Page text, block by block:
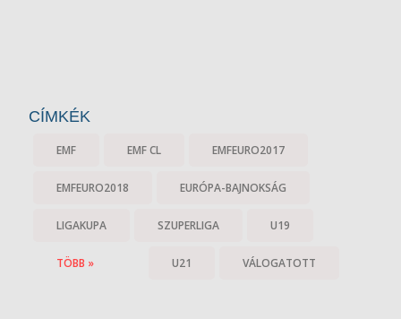
CÍMKÉK
EMF EMF CL EMFEURO2017
EMFEURO2018 EURÓPA-BAJNOKSÁG
LIGAKUPA SZUPERLIGA U19
U21 VÁLOGATOTT
TÖBB »